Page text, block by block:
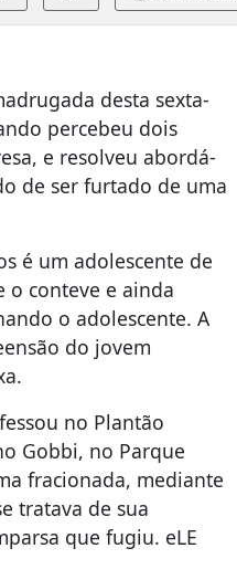
desta sexta-
percebeu dois
e resolveu abordá-
de ser furtado de uma
é um adolescente de
o conteve e ainda
o adolescente. A
do jovem
no Plantão
Gobbi, no Parque
fracionada, mediante
tratava de sua
que fugiu. eLE